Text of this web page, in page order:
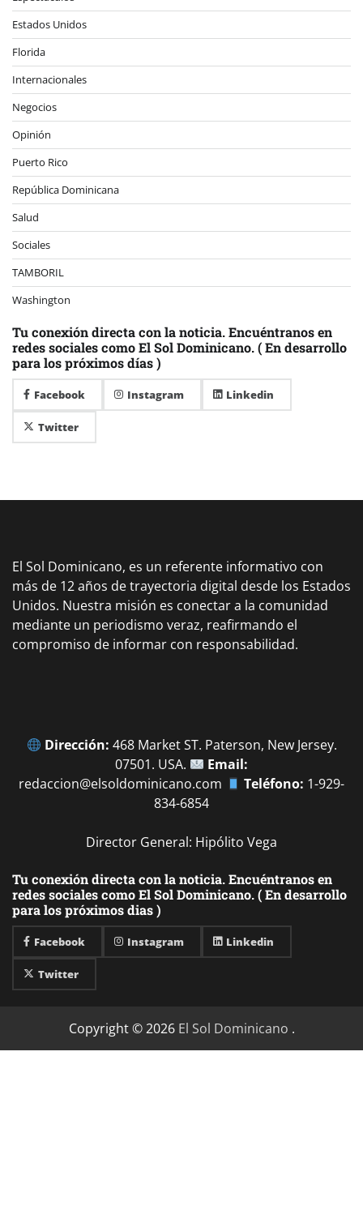
Estados Unidos
Florida
Internacionales
Negocios
Opinión
Puerto Rico
República Dominicana
Salud
Sociales
TAMBORIL
Washington
Tu conexión directa con la noticia. Encuéntranos en
redes sociales como El Sol Dominicano. ( En desarrollo
para los próximos días )
Facebook Instagram Linkedin
Twitter
El Sol Dominicano, es un referente informativo con
más de 12 años de trayectoria digital desde los Estados
Unidos. Nuestra misión es conectar a la comunidad
mediante un periodismo veraz, reafirmando el
compromiso de informar con responsabilidad.
Dirección: 468 Market ST. Paterson, New Jersey.
07501. USA.
Email:
redaccion@elsoldominicano.com
Teléfono: 1-929-
834-6854
Director General: Hipólito Vega
Tu conexión directa con la noticia. Encuéntranos en
redes sociales como El Sol Dominicano. ( En desarrollo
para los próximos dias )
Facebook Instagram Linkedin
Twitter
Copyright © 2026 El Sol Dominicano .